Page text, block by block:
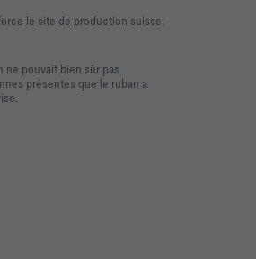
le site de production suisse.
ne pouvait bien sûr pas
présentes que le ruban a